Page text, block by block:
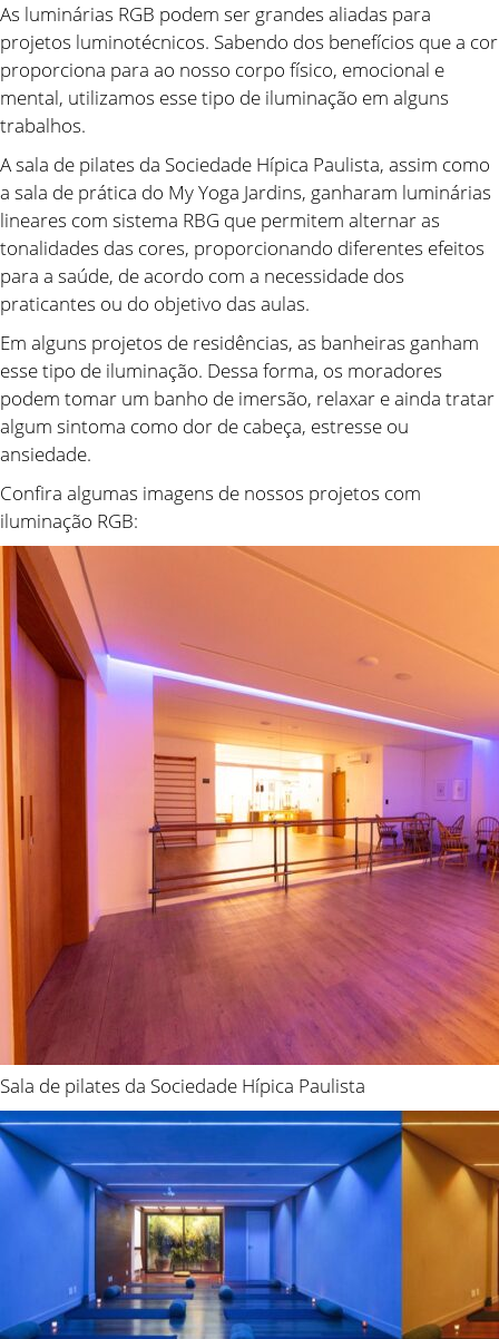
As luminárias RGB podem ser grandes aliadas para
projetos luminotécnicos. Sabendo dos benefícios que a cor
proporciona para ao nosso corpo físico, emocional e
mental, utilizamos esse tipo de iluminação em alguns
trabalhos.
A sala de pilates da Sociedade Hípica Paulista, assim como
a sala de prática do My Yoga Jardins, ganharam luminárias
lineares com sistema RBG que permitem alternar as
tonalidades das cores, proporcionando diferentes efeitos
para a saúde, de acordo com a necessidade dos
praticantes ou do objetivo das aulas.
Em alguns projetos de residências, as banheiras ganham
esse tipo de iluminação. Dessa forma, os moradores
podem tomar um banho de imersão, relaxar e ainda tratar
algum sintoma como dor de cabeça, estresse ou
ansiedade.
Confira algumas imagens de nossos projetos com
iluminação RGB:
Sala de pilates da Sociedade Hípica Paulista